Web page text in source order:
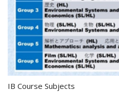
IB Course Subjects